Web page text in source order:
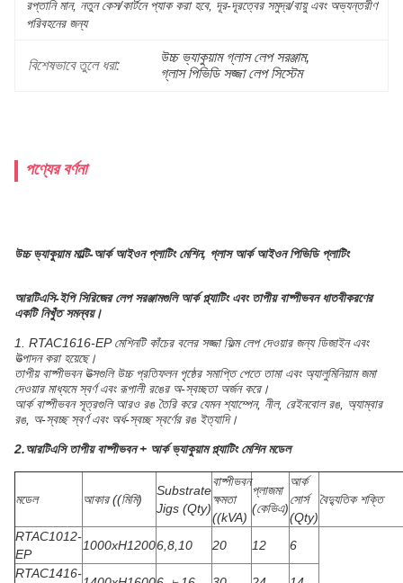
রপ্তানি মান, নতুন কেস/কার্টনে প্যাক করা হবে, দূর-দূরত্বের সমুদ্র/বায়ু এবং অভ্যন্তরীণ
পরিবহনের জন্য
বিশেষভাবে তুলে ধরা:
উচ্চ ভ্যাকুয়াম গ্লাস লেপ সরঞ্জাম,
গ্লাস পিভিডি সজ্জা লেপ সিস্টেম
পণ্যের বর্ণনা
উচ্চ ভ্যাকুয়াম মাল্টি-আর্ক আইওন প্লাটিং মেশিন, গ্লাস আর্ক আইওন পিভিডি প্লাটিং
আরটিএসি-ইপি সিরিজের লেপ সরঞ্জামগুলি আর্ক প্ল্যাটিং এবং তাপীয় বাষ্পীভবন ধাতবীকরণের
একটি নিখুঁত সমন্বয়।
1. RTAC1616-EP মেশিনটি কাঁচের বলের সজ্জা ফিল্ম লেপ দেওয়ার জন্য ডিজাইন এবং
উত্পাদন করা হয়েছে।
তাপীয় বাষ্পীভবন উত্সগুলি উচ্চ প্রতিফলন পৃষ্ঠের সমাপ্তি পেতে তামা এবং অ্যালুমিনিয়াম জমা
দেওয়ার মাধ্যমে স্বর্ণ এবং রূপালী রঙের অ-স্বচ্ছতা অর্জন করে।
আর্ক বাষ্পীভবন সূত্রগুলি আরও রঙ তৈরি করে যেমন শ্যাম্পেন, নীল, রেইনবোল রঙ, অ্যাম্বার
রঙ, অ-স্বচ্ছ স্বর্ণ এবং অর্ধ-স্বচ্ছ স্বর্ণের রঙ ইত্যাদি।
2.আরটিএসি তাপীয় বাষ্পীভবন + আর্ক ভ্যাকুয়াম প্ল্যাটিং মেশিন মডেল
মডেল আকার ((মিমি)
Substrate
Jigs (Qty)
বাষ্পীভবন
ক্ষমতা
((kVA)
প্লাজমা
(কেভিএ)
আর্ক
সোর্স
(Qty)
বৈদ্যুতিক শক্তি
RTAC1012-
EP
1000xH12006,8,10 20 12
6
RTAC1416-